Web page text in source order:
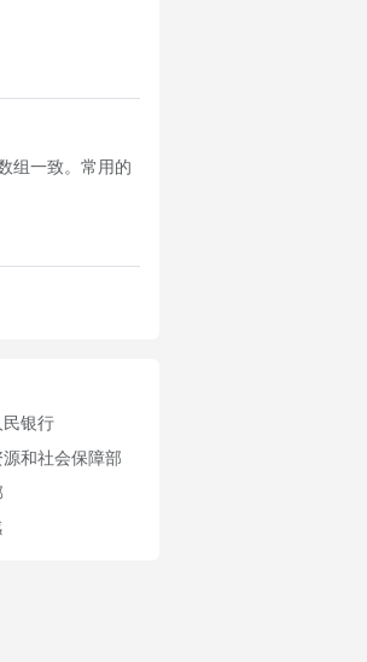
组一致。常用的
银行
源和社会保障部